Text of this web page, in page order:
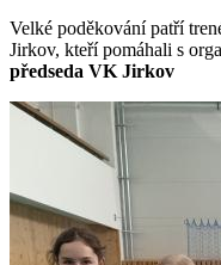
Velké poděkování patří
Jirkov, kteří pomáhali s
předseda VK Jirkov